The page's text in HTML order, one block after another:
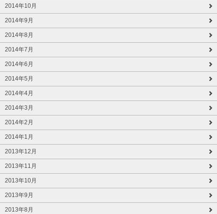
2014年10月
2014年9月
2014年8月
2014年7月
2014年6月
2014年5月
2014年4月
2014年3月
2014年2月
2014年1月
2013年12月
2013年11月
2013年10月
2013年9月
2013年8月